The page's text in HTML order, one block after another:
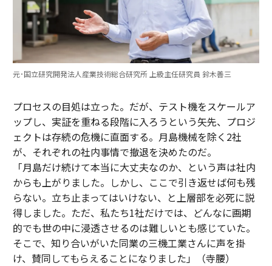
元･国立研究開発法人産業技術総合研究所 上級主任研究員 鈴木善三
プロセスの目処は立った。だが、テスト機をスケールア
ップし、実証を重ねる段階に入ろうという矢先、プロジ
ェクトは存続の危機に直面する。月島機械を除く2社
が、それぞれの社内事情で撤退を決めたのだ。
「月島だけ続けて本当に大丈夫なのか、という声は社内
からも上がりました。しかし、ここで引き返せば何も残
らない。立ち止まってはいけない、と上層部を必死に説
得しました。ただ、私たち1社だけでは、どんなに画期
的でも世の中に浸透させるのは難しいとも感じていた。
そこで、知り合いがいた同業の三機工業さんに声を掛
け、賛同してもらえることになりました」（寺腰）